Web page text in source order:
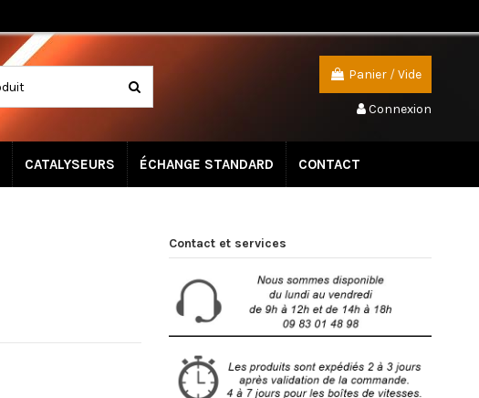
Panier /Vide
Connexion
CATALYSEURS ÉCHANGE STANDARD CONTACT
Contact et services